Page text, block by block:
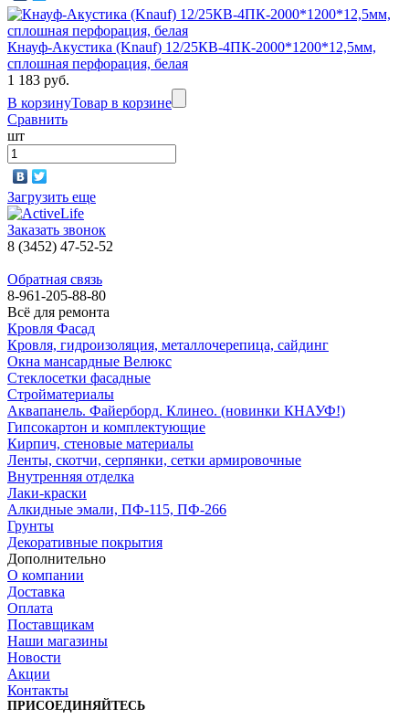
Кнауф-Акустика (Knauf) 12/25КВ-4ПК-2000*1200*12,5мм,
сплошная перфорация, белая
1 183 руб.
В корзинуТовар в корзине
Сравнить
шт
Загрузить еще
Заказать звонок
8 (3452) 47-52-52
Обратная связь
8-961-205-88-80
Всё для ремонта
Кровля Фасад
Кровля, гидроизоляция, металлочерепица, сайдинг
Окна мансардные Велюкс
Стеклосетки фасадные
Стройматериалы
Аквапанель. Файерборд. Клинео. (новинки КНАУФ!)
Гипсокартон и комплектующие
Кирпич, стеновые материалы
Ленты, скотчи, серпянки, сетки армировочные
Внутренняя отделка
Лаки-краски
Алкидные эмали, ПФ-115, ПФ-266
Грунты
Декоративные покрытия
Дополнительно
О компании
Доставка
Оплата
Поставщикам
Наши магазины
Новости
Акции
Контакты
ПРИСОЕДИНЯЙТЕСЬ